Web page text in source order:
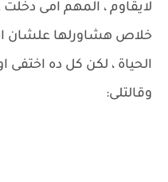
لايقاوم ، المهم امى
خلاص هشاورلها علشان
الحياة ، لكن كل ده اختفى
وقالتلى: